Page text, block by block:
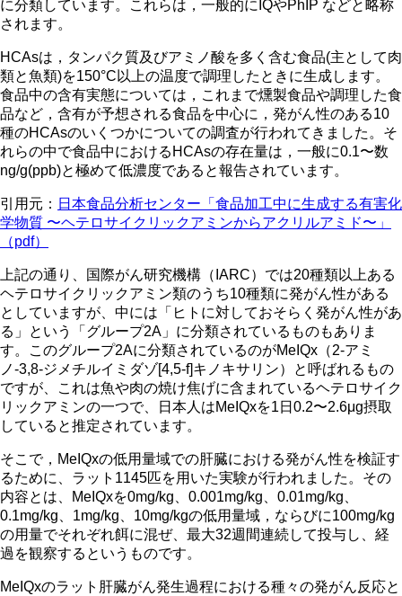
に分類しています。これらは，一般的にIQやPhIP などと略称
されます。
HCAsは，タンパク質及びアミノ酸を多く含む食品(主として肉
類と魚類)を150°C以上の温度で調理したときに生成します。
食品中の含有実態については，これまで燻製食品や調理した食
品など，含有が予想される食品を中心に，発がん性のある10
種のHCAsのいくつかについての調査が行われてきました。そ
れらの中で食品中におけるHCAsの存在量は，一般に0.1〜数
ng/g(ppb)と極めて低濃度であると報告されています。
引用元： 日本食品分析センター「食品加工中に生成する有害化
学物質 〜ヘテロサイクリックアミンからアクリルアミド〜」
（pdf）
上記の通り、国際がん研究機構（IARC）では20種類以上ある
ヘテロサイクリックアミン類のうち10種類に発がん性がある
としていますが、中には「ヒトに対しておそらく発がん性があ
る」という「グループ2A」に分類されているものもありま
す。このグループ2Aに分類されているのがMeIQx（2-アミ
ノ-3,8-ジメチルイミダゾ[4,5-f]キノキサリン）と呼ばれるもの
ですが、これは魚や肉の焼け焦げに含まれているヘテロサイク
リックアミンの一つで、日本人はMeIQxを1日0.2〜2.6μg摂取
していると推定されています。
そこで，MeIQxの低用量域での肝臓における発がん性を検証す
るために、ラット1145匹を用いた実験が行われました。その
内容とは、MeIQxを0mg/kg、0.001mg/kg、0.01mg/kg、
0.1mg/kg、1mg/kg、10mg/kgの低用量域，ならびに100mg/kg
の用量でそれぞれ餌に混ぜ、最大32週間連続して投与し、経
過を観察するというものです。
MeIQxのラット肝臓がん発生過程における種々の発がん反応と